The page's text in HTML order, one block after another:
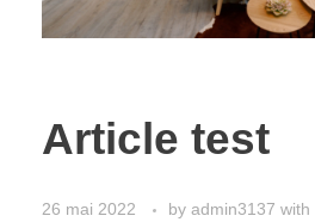
Article test
26 mai 2022 by admin3137 with